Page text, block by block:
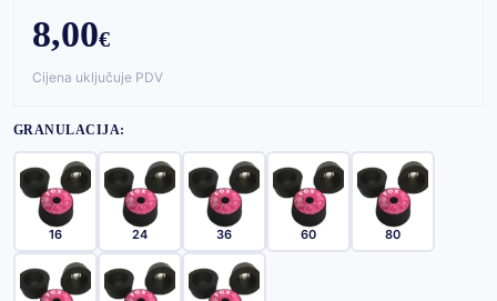
8,00€
Cijena uključuje PDV
GRANULACIJA:
16 24 36 60 80